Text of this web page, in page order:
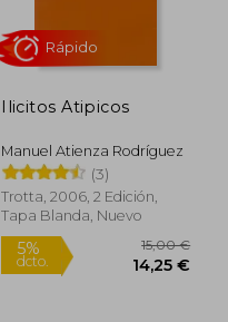
Ilicitos Atipicos
Manuel Atienza Rodríguez
(3)
Trotta, 2006, 2 Edición,
Tapa Blanda, Nuevo